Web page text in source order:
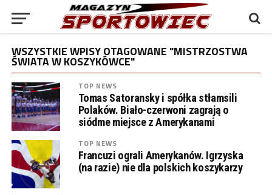
WSZYSTKIE WPISY OTAGOWANE "MISTRZOSTWA
ŚWIATA W KOSZYKÓWCE"
TOP NEWS
Tomas Satoransky i spółka stłamsili
Polaków. Biało-czerwoni zagrają o
siódme miejsce z Amerykanami
TOP NEWS
Francuzi ograli Amerykanów. Igrzyska
(na razie) nie dla polskich koszykarzy